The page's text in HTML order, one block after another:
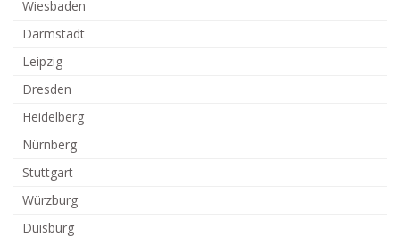
Wiesbaden
Darmstadt
Leipzig
Dresden
Heidelberg
Nürnberg
Stuttgart
Würzburg
Duisburg